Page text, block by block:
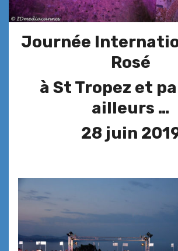
Journée
Rosé
à St Tropez et
ailleurs …
28 juin